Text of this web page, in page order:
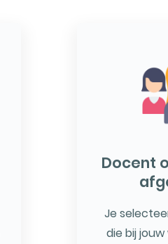
Docent
Je
die bij